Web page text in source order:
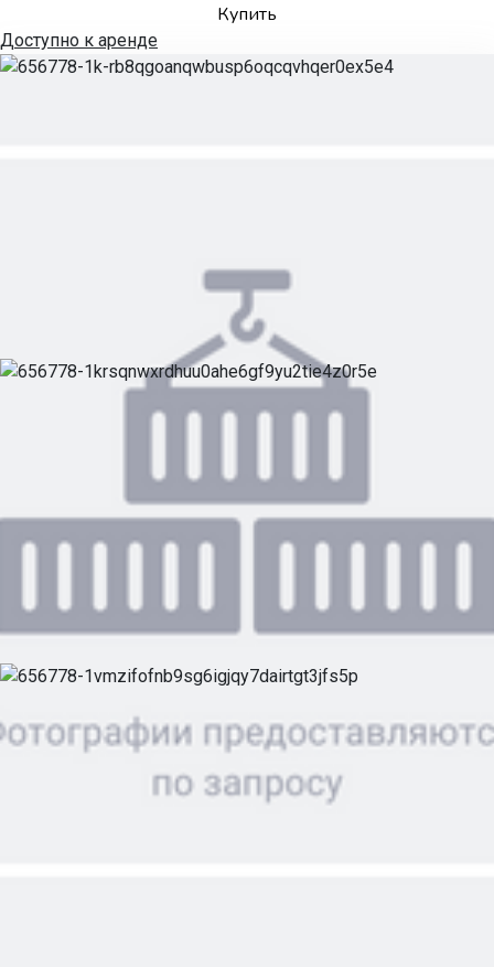
Купить
Доступно к аренде